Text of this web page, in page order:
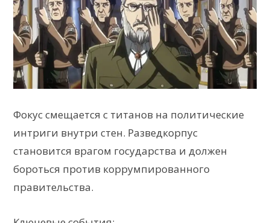
Фокус смещается с титанов на политические
интриги внутри стен. Разведкорпус
становится врагом государства и должен
бороться против коррумпированного
правительства.